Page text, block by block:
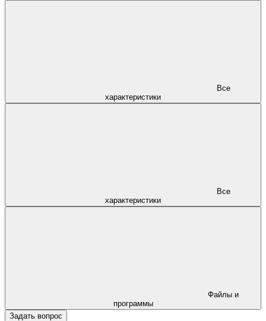
характеристики
характеристики
программы
Задать вопрос